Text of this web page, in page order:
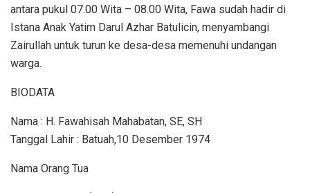
antara pukul 07.00 Wita – 08.00 Wita, Fawa sudah hadir di
Istana Anak Yatim Darul Azhar Batulicin, menyambangi
Zairullah untuk turun ke desa-desa memenuhi undangan
warga.
BIODATA
Nama : H. Fawahisah Mahabatan, SE, SH
Tanggal Lahir : Batuah,10 Desember 1974
Nama Orang Tua